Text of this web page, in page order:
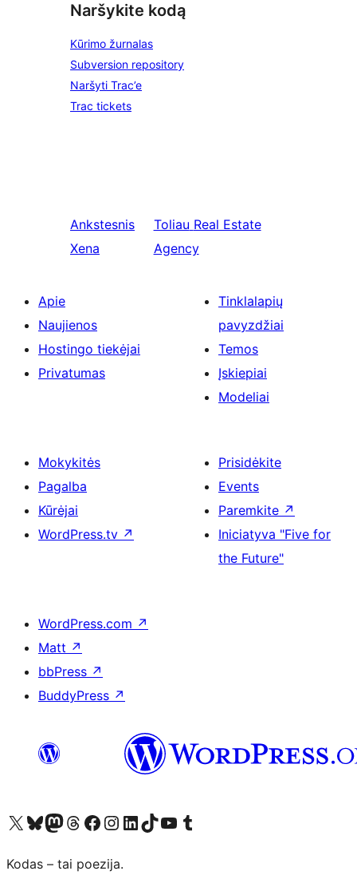
Naršykite kodą
Kūrimo žurnalas
Subversion repository
Naršyti Trac’e
Trac tickets
Ankstesnis
Xena
Toliau Real Estate
Agency
Apie
Naujienos
Hostingo tiekėjai
Privatumas
Tinklalapių
pavyzdžiai
Temos
Įskiepiai
Modeliai
Mokykitės
Pagalba
Kūrėjai
WordPress.tv ↗
Prisidėkite
Events
Paremkite ↗
Iniciatyva "Five for
the Future"
WordPress.com ↗
Matt ↗
bbPress ↗
BuddyPress ↗
Visit our X (formerly Twitter) account
Apsilankykite mūsų Bluesky paskyroje
Visit our Mastodon account
Apsilankykite mūsų Threads paskyroje
Visit our Facebook page
Visit our Instagram account
Visit our LinkedIn account
Apsilankykite mūsų TikTok paskyroje
Visit our YouTube channel
Apsilankykite mūsų Tumblr paskyroje
Kodas – tai poezija.